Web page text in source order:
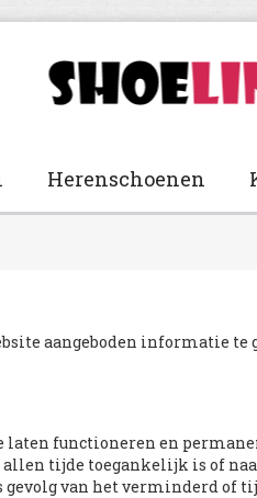
Herenschoenen
aangeboden informatie
functioneren en
tijde toegankelijk is of
gevolg van het verminderd of